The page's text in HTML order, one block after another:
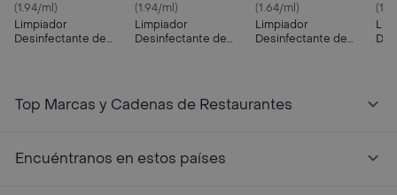
(1.94/ml)
Limpiador
Desinfectante de
(1.94/ml)
Limpiador
Desinfectante de
(1.64/ml)
Limpiador
Desinfectante de
Top Marcas y Cadenas de Restaurantes
Encuéntranos en estos países